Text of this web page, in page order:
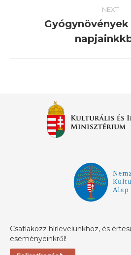
NEXT
Next
post:
Gyógynövények
Csatlakozz hírlevelünkhöz, és
eseményeinkről!